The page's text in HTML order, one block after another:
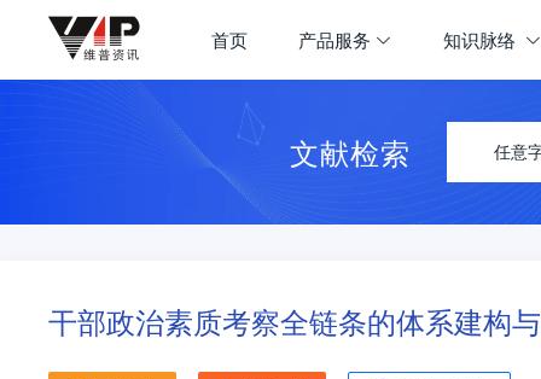
首页 产品服务 知识脉络
文献检索 任意
干部政治素质考察全链条的体系建构